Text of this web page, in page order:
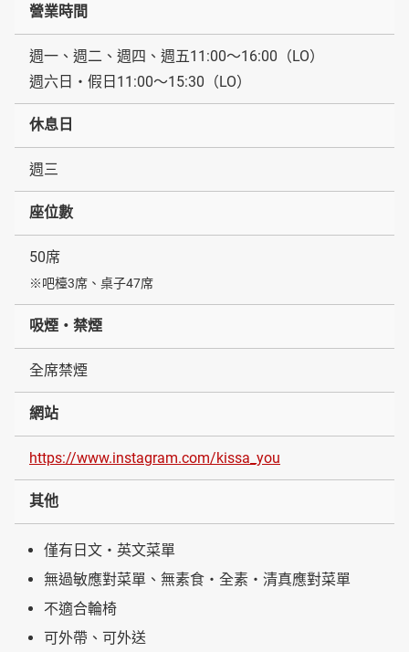
營業時間
週一、週二、週四、週五11:00～16:00（LO）
週六日・假日11:00〜15:30（LO）
休息日
週三
座位數
50席
※吧檯3席、桌子47席
吸煙・禁煙
全席禁煙
網站
https://www.instagram.com/kissa_you
其他
僅有日文・英文菜單
無過敏應對菜單、無素食・全素・清真應對菜單
不適合輪椅
可外帶、可外送